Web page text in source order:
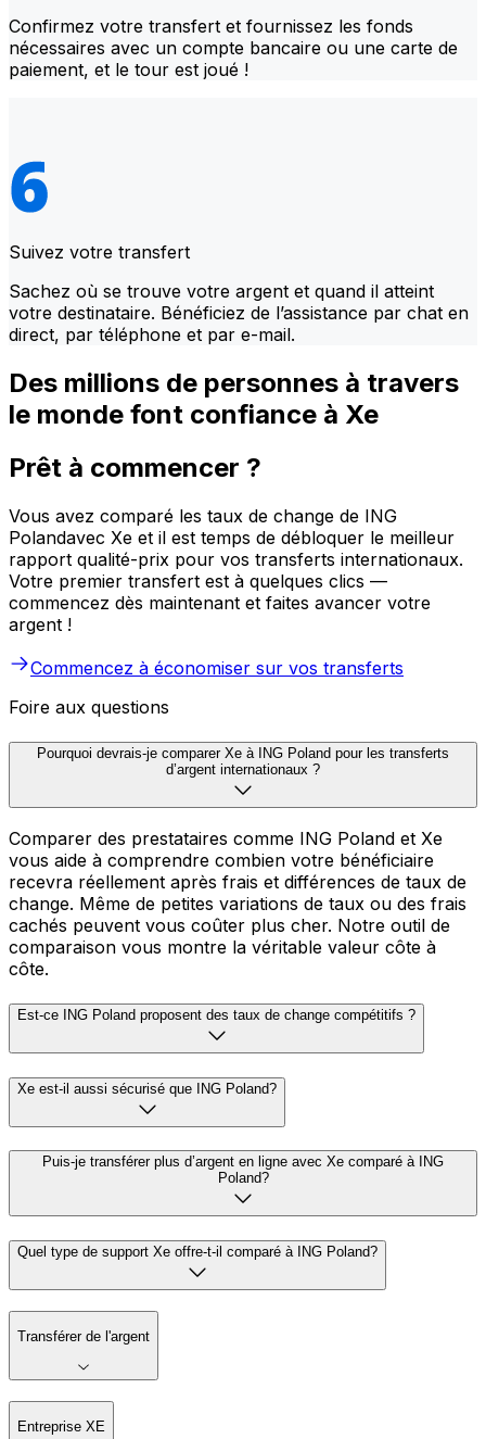
Confirmez votre transfert et fournissez les fonds
nécessaires avec un compte bancaire ou une carte de
paiement, et le tour est joué !
Suivez votre transfert
Sachez où se trouve votre argent et quand il atteint
votre destinataire. Bénéficiez de l’assistance par chat en
direct, par téléphone et par e-mail.
Des millions de personnes à travers
le monde font confiance à Xe
Prêt à commencer ?
Vous avez comparé les taux de change de ING
Polandavec Xe et il est temps de débloquer le meilleur
rapport qualité-prix pour vos transferts internationaux.
Votre premier transfert est à quelques clics —
commencez dès maintenant et faites avancer votre
argent !
Commencez à économiser sur vos transferts
Foire aux questions
Pourquoi devrais-je comparer Xe à ING Poland pour les transferts
d’argent internationaux ?
Comparer des prestataires comme ING Poland et Xe
vous aide à comprendre combien votre bénéficiaire
recevra réellement après frais et différences de taux de
change. Même de petites variations de taux ou des frais
cachés peuvent vous coûter plus cher. Notre outil de
comparaison vous montre la véritable valeur côte à
côte.
Est-ce ING Poland proposent des taux de change compétitifs ?
Xe est-il aussi sécurisé que ING Poland?
Puis-je transférer plus d’argent en ligne avec Xe comparé à ING
Poland?
Quel type de support Xe offre-t-il comparé à ING Poland?
Transférer de l'argent
Entreprise XE